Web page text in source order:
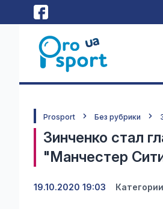
Prosport Без рубрики
Зинченко стал
"Манчестер
19.10.2020 19:03